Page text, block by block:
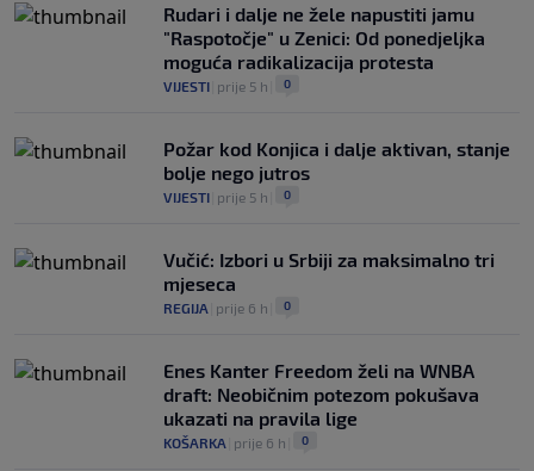
Rudari i dalje ne žele napustiti jamu
"Raspotočje" u Zenici: Od ponedjeljka
moguća radikalizacija protesta
VIJESTI prije 5 h 0
Požar kod Konjica i dalje aktivan, stanje
bolje nego jutros
VIJESTI prije 5 h 0
Vučić: Izbori u Srbiji za maksimalno tri
mjeseca
REGIJA prije 6 h 0
Enes Kanter Freedom želi na WNBA
draft: Neobičnim potezom pokušava
ukazati na pravila lige
KOŠARKA prije 6 h 0